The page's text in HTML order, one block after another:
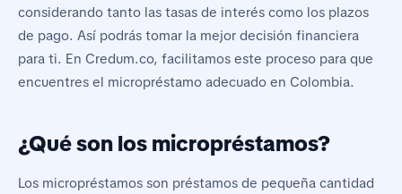
considerando tanto las tasas de interés como los plazos
de pago. Así podrás tomar la mejor decisión financiera
para ti. En Credum.co, facilitamos este proceso para que
encuentres el micropréstamo adecuado en Colombia.
¿Qué son los micropréstamos?
Los micropréstamos son préstamos de pequeña cantidad